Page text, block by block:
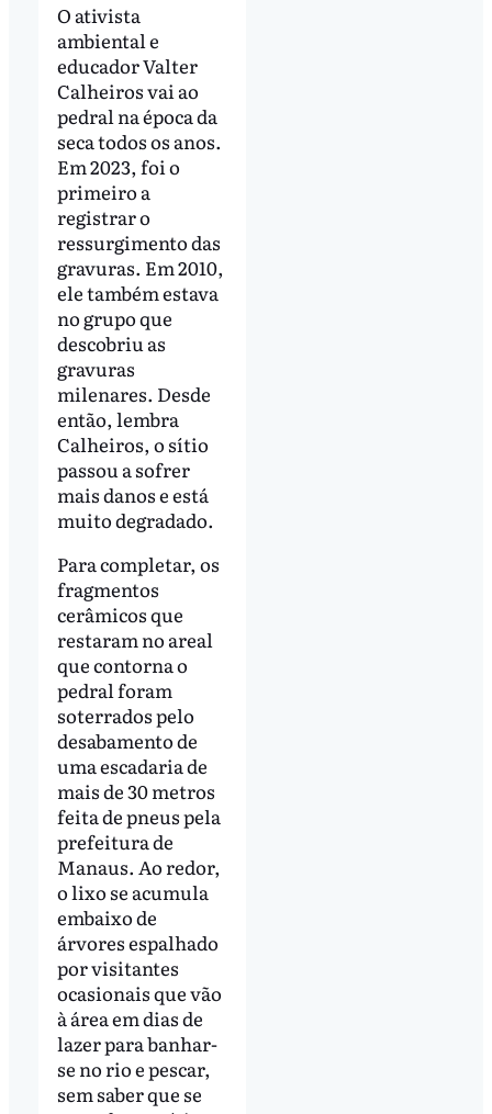
O ativista
ambiental e
educador Valter
Calheiros vai ao
pedral na época da
seca todos os anos.
Em 2023, foi o
primeiro a
registrar o
ressurgimento das
gravuras. Em 2010,
ele também estava
no grupo que
descobriu as
gravuras
milenares. Desde
então, lembra
Calheiros, o sítio
passou a sofrer
mais danos e está
muito degradado.
Para completar, os
fragmentos
cerâmicos que
restaram no areal
que contorna o
pedral foram
soterrados pelo
desabamento de
uma escadaria de
mais de 30 metros
feita de pneus pela
prefeitura de
Manaus. Ao redor,
o lixo se acumula
embaixo de
árvores espalhado
por visitantes
ocasionais que vão
à área em dias de
lazer para banhar-
se no rio e pescar,
sem saber que se